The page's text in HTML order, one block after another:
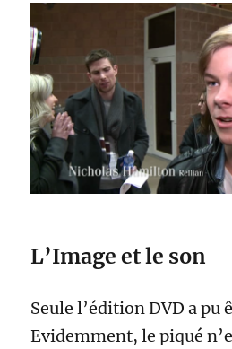
L’Image et le son
Seule l’édition DVD a pu
Evidemment, le piqué